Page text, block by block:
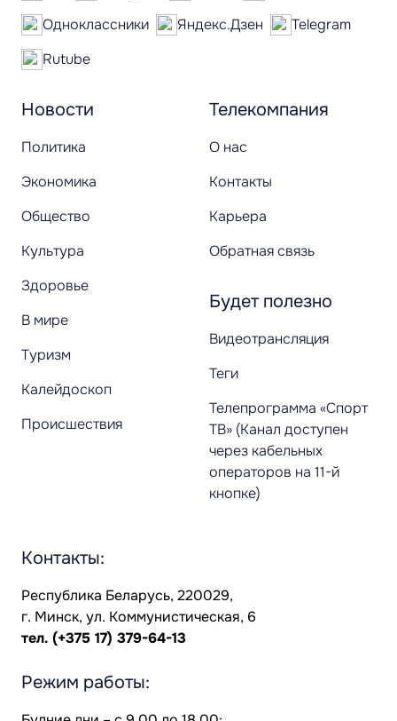
Новости
Политика
Экономика
Общество
Культура
Здоровье
В мире
Туризм
Калейдоскоп
Происшествия
Телекомпания
О нас
Контакты
Карьера
Обратная связь
Будет полезно
Видеотрансляция
Теги
Телепрограмма «Спорт
ТВ» (Канал доступен
через кабельных
операторов на 11-й
кнопке)
Одноклассники
Яндекс.Дзен
Telegram
Rutube
Контакты:
Республика Беларусь, 220029,
г. Минск, ул. Коммунистическая, 6
тел. (+375 17) 379-64-13
Режим работы: